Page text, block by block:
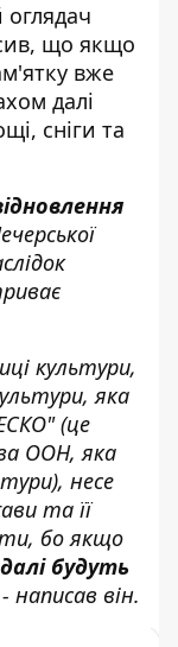
що якщо
вже
далі
сніги та
культури,
яка
(це
ООН, яка
несе
та її
бо якщо
далі будуть
- написав він.